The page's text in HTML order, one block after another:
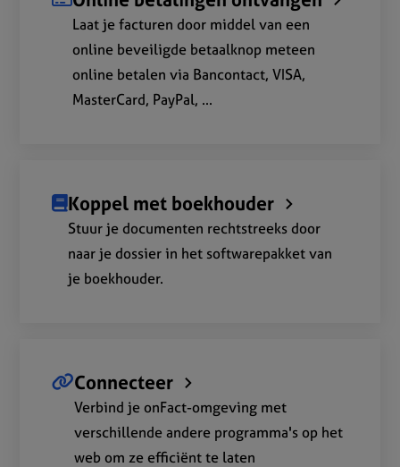
Laat je facturen door middel van een
online beveiligde betaalknop meteen
online betalen via Bancontact, VISA,
MasterCard, PayPal, ...
Koppel met boekhouder
Stuur je documenten rechtstreeks door
naar je dossier in het softwarepakket van
je boekhouder.
Connecteer
Verbind je onFact-omgeving met
verschillende andere programma's op het
web om ze efficiënt te laten